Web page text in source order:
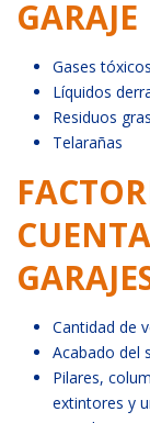
GARAJE
Gases tóxicos
Líquidos
Residuos
Telarañas
Cantidad de
Acabado del
Pilares,
extintores y